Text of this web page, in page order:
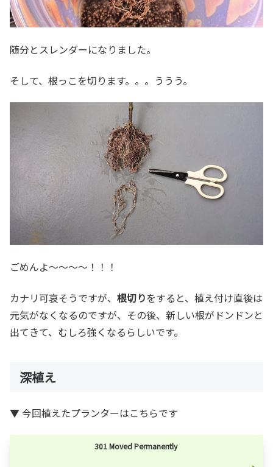
随分とスレンダーになりました。
そして、根っこを切ります。。。ううう。
ごめんよ～～～～！！！
カナリ可哀そうですが、 根切りをすると、植え付け直後は
元気がなくなるのですが、その後、新しい根がドンドンと
出てきて、むしろ強くなるらしいです。
深植え
▼ 今回植えたプランターはこちらです
301 Moved Permanently